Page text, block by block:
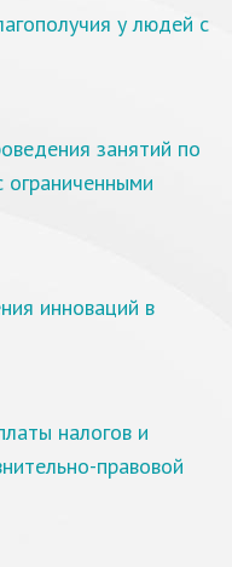
у людей с
занятий по
ограниченными
инноваций в
налогов и
правовой